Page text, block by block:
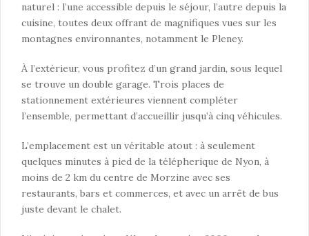
naturel : l’une accessible depuis le séjour, l’autre depuis la
cuisine, toutes deux offrant de magnifiques vues sur les
montagnes environnantes, notamment le Pleney.
À l’extérieur, vous profitez d’un grand jardin, sous lequel
se trouve un double garage. Trois places de
stationnement extérieures viennent compléter
l’ensemble, permettant d’accueillir jusqu’à cinq véhicules.
L’emplacement est un véritable atout : à seulement
quelques minutes à pied de la télépherique de Nyon, à
moins de 2 km du centre de Morzine avec ses
restaurants, bars et commerces, et avec un arrêt de bus
juste devant le chalet.